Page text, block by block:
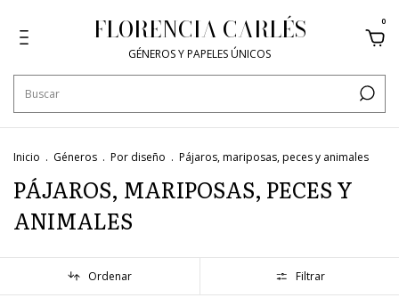
FLORENCIA CARLÉS
GÉNEROS Y PAPELES ÚNICOS
0
Inicio . Géneros . Por diseño . Pájaros, mariposas, peces y animales
PÁJAROS, MARIPOSAS, PECES Y
ANIMALES
Ordenar Filtrar